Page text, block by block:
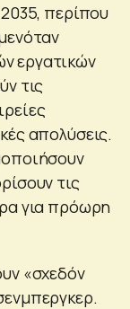
περίπου
εργατικών
τις
απολύσεις.
τις
για πρόωρη
«σχεδόν